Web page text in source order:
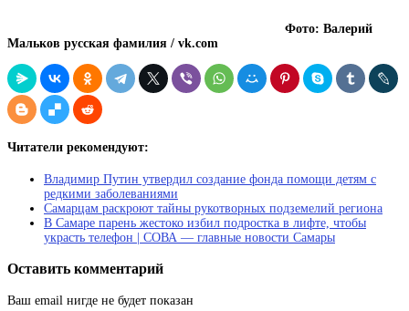
Фото: Валерий
Мальков русская фамилия / vk.com
Читатели рекомендуют:
Владимир Путин утвердил создание фонда помощи детям с
редкими заболеваниями
Самарцам раскроют тайны рукотворных подземелий региона
В Самаре парень жестоко избил подростка в лифте, чтобы
украсть телефон | СОВА — главные новости Самары
Оставить комментарий
Ваш email нигде не будет показан